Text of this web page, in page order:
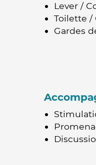
Lever /
Toilette /
Gardes